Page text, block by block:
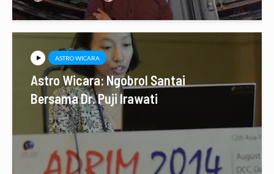
ASTRO WICARA
Astro Wicara: Ngobrol Santai
Bersama Dr. Puji Irawati